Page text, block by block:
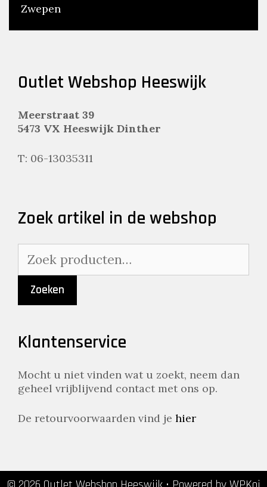
Zwepen
Outlet Webshop Heeswijk
Meerstraat 39
5473 VX Heeswijk Dinther
T: 06-13035311
Zoek artikel in de webshop
naar:
Zoeken
Klantenservice
Mocht u niet vinden wat u zoekt, neem dan
geheel vrijblijvend contact met ons op.
De retourvoorwaarden vind je hier